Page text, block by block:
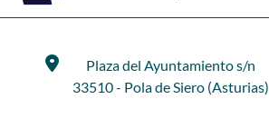
Plaza del Ayuntamiento s/n
33510 - Pola de Siero (Asturias)